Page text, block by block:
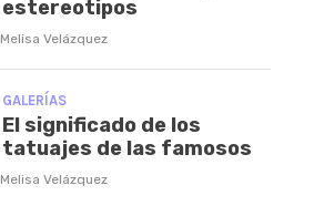
estereotipos
Melisa Velázquez
GALERÍAS
El significado de los
tatuajes de las famosos
Melisa Velázquez